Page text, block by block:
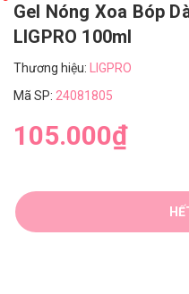
Gel Nóng Xoa Bóp
LIGPRO 100ml
Thương hiệu:
LIGPRO
Mã SP: 24081805
105.000₫